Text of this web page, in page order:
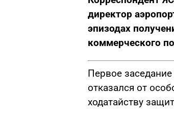
директор
эпизодах
коммерческого
Первое
отказался от
ходатайству